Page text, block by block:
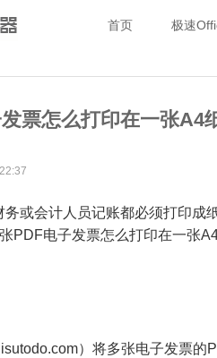
首页 极速
票怎么打印在一张A4
或会计人员记账都必须打印成
PDF电子发票怎么打印在一张
）将多张电子发票的